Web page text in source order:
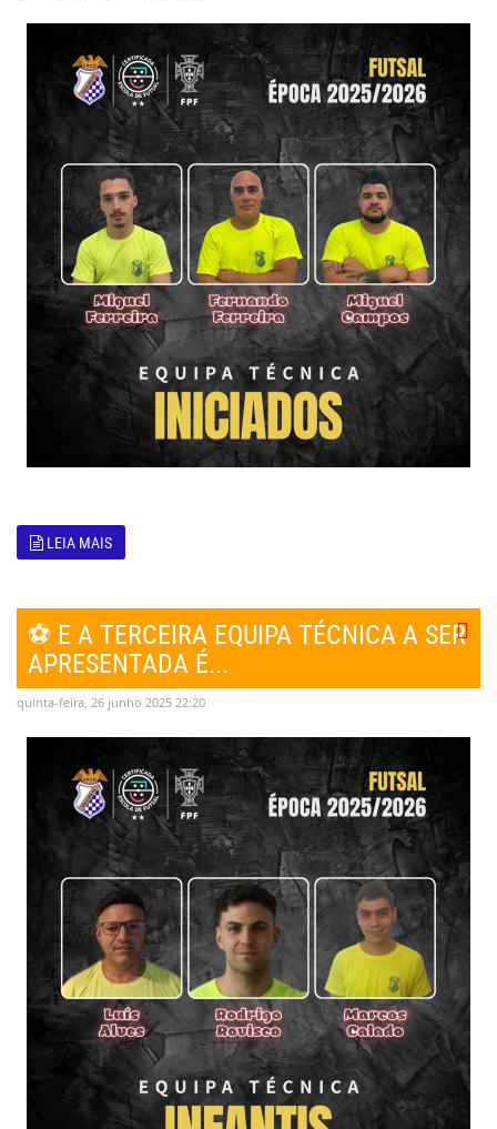
LEIA MAIS
⚽ E A TERCEIRA EQUIPA TÉCNICA A SER
APRESENTADA É...
quinta-feira, 26 junho 2025 22:20